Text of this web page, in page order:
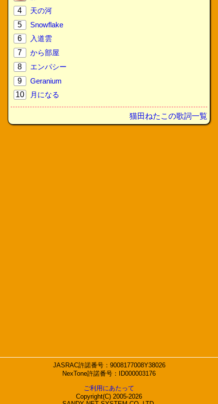
4
天の河
5
Snowflake
6
入道雲
7
から部屋
8
エンパシー
9
Geranium
10
月になる
猫田ねたこの歌詞一覧
JASRAC許諾番号：9008177008Y38026
NexTone許諾番号：ID000003176
ご利用にあたって
Copyright(C) 2005-2026